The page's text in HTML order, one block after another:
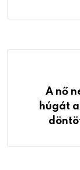
A nő
húgát